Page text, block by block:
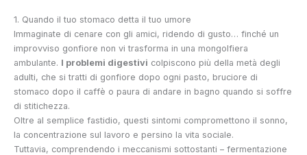
1. Quando il tuo stomaco detta il tuo umore
Immaginate di cenare con gli amici, ridendo di gusto… finché un
improvviso gonfiore non vi trasforma in una mongolfiera
ambulante. I problemi digestivi colpiscono più della metà degli
adulti, che si tratti di gonfiore dopo ogni pasto, bruciore di
stomaco dopo il caffè o paura di andare in bagno quando si soffre
di stitichezza.
Oltre al semplice fastidio, questi sintomi compromettono il sonno,
la concentrazione sul lavoro e persino la vita sociale.
Tuttavia, comprendendo i meccanismi sottostanti – fermentazione